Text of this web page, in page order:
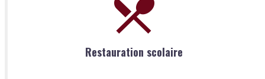
Restauration scolaire